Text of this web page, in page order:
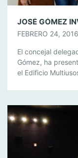
FEBRERO 24, 2016
El concejal
Gómez, ha
el Edificio
Gómez estuvo
[…]